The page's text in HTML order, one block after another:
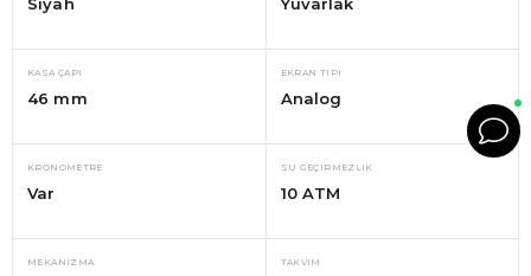
KASA ÇAPI
46 mm
EKRAN TIPI
Analog
KRONOMETRE
Var
SU GEÇIRMEZLIK
10 ATM
MEKANIZMA TAKVIM